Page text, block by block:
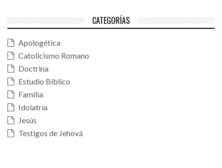
CATEGORÍAS
Apologética
Catolicismo Romano
Doctrina
Estudio Bíblico
Familia
Idolatría
Jesús
Testigos de Jehová